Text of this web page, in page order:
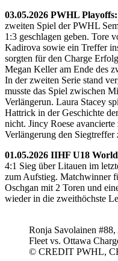
03.05.2026 PWHL Playoffs:
zweiten Spiel der PWHL
1:3 geschlagen geben. Tore
Kadirova sowie ein Treffer
sorgten für den Charge
Megan Keller am Ende des
In der zweiten Serie stand
musste das Spiel zwischen
Verlängerun. Laura Stacey
Hattrick in der Geschichte
nicht. Jincy Roese
Verlängerung den
01.05.2026 IIHF U18
4:1 Sieg über Litauen im
zum Aufstieg. Matchwinner
Oschgan mit 2 Toren und
wieder in die zweithöchste
Ronja Savolainen
Fleet vs. Ottawa
© CREDIT PWHL,